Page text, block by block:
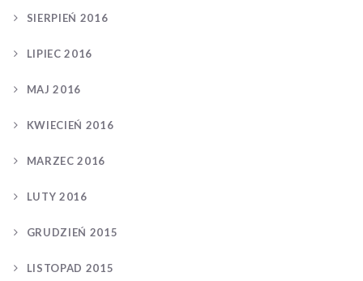
SIERPIEŃ 2016
LIPIEC 2016
MAJ 2016
KWIECIEŃ 2016
MARZEC 2016
LUTY 2016
GRUDZIEŃ 2015
LISTOPAD 2015